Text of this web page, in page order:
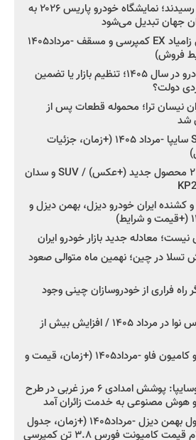
چینی‌ها به قلب اروپا رسیدند؛ نمایشگاه خودرو پاریس ۲۰۲۶ به
جهان تبدیل می‌شود
شروع فروش اقساطی زامیاد EX کمپرسی و مسقف -مرداد۱۴۰۵
فروش)
راز واردات ۷۵ هزار خودرو در سال ۱۴۰۵؛ تنظیم بازار یا تضمین
نیسان ترا؛ محموله قطعات پس از
شد
شروع فروش کوییک S سایپا -مرداد ۱۴۰۵ (+زمان، جزئیات
کرمان موتور به دنبال ۲ محصول جدید (+عکس) / SUV و سدان
ایران خودرو دیزل، بهمن دیزل و
معادله جدید بازار خودرو ایران
تسلا در چین؛ نهمین ماه متوالی صعود
راه فراری از خودروسازان چینی وجود
اعلام قیمت جدید پارس نوا در مرداد ۱۴۰۵ / افزایش بیش از
شروع فروش کشنده و کامیون فاو -مرداد۱۴۰۵ (+زمان، قیمت و
مدیرعامل امدادخودروسایپا: پوشش امدادی ۶ مرز غربی در طرح
شروع فروش ۸ محصول بهمن دیزل -مرداد۱۴۰۵ (+زمان، جدول
کامیونت فورس ۳.۸ تن کمپرسی